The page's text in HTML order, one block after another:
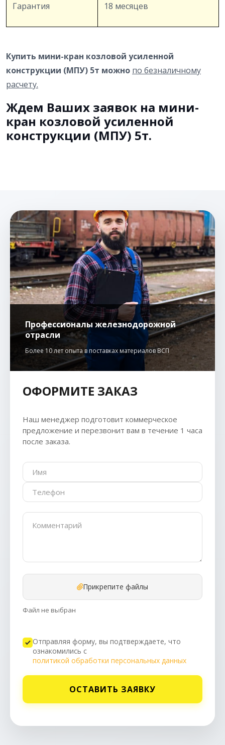
Гарантия 18 месяцев
Купить мини-кран козловой усиленной
конструкции (МПУ) 5т можно по безналичному
расчету.
Ждем Ваших заявок на мини-
кран козловой усиленной
конструкции (МПУ) 5т.
Профессионалы железнодорожной
отрасли
Более 10 лет опыта в поставках материалов ВСП
ОФОРМИТЕ ЗАКАЗ
Наш менеджер подготовит коммерческое
предложение и перезвонит вам в течение 1 часа
после заказа.
Прикрепите файлы
Файл не выбран
Отправляя форму, вы подтверждаете, что
ознакомились с
политикой обработки персональных данных
ОСТАВИТЬ ЗАЯВКУ